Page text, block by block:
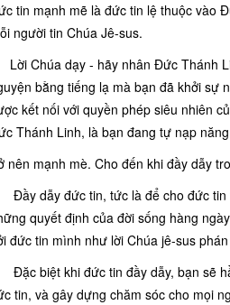
tin mạnh mẽ là đức tin lệ thuộc vào
người tin Chúa Jê-sus.
Lời Chúa dạy - hãy nhân Đức Thánh
bằng tiếng lạ mà bạn đã khởi sự
kết nối với quyền phép siêu nhiên
Thánh Linh, là bạn đang tự nạp
nên mạnh mè. Cho đến khi đầy dẫy
Đầy dẫy đức tin, tức là để cho đức
quyết định của đời sống hàng
đức tin mình như lời Chúa jê-sus phán
Đặc biệt khi đức tin đầy dẫy, bạn sẽ
tin, và gây dựng chăm sóc cho mọi